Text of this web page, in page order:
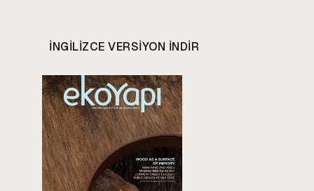
INGILIZCE VERSIYON INDIR